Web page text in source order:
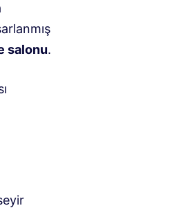
salonu.